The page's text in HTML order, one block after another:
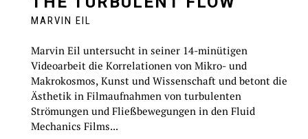
MARVIN EIL
Marvin Eil untersucht in seiner 14-minütigen
Videoarbeit die Korrelationen von Mikro- und
Makrokosmos, Kunst und Wissenschaft und betont die
Ästhetik in Filmaufnahmen von turbulenten
Strömungen und Fließbewegungen in den Fluid
Mechanics Films...